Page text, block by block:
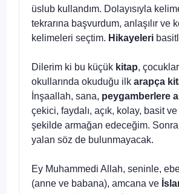
üslub kullan­dım. Dolayısıyla
tekrarına başvurdum, anla­şılır ve
kelimeleri seçtim. Hikayeleri
Dilerim ki bu küçük kitap,
okullarında oku­duğu ilk arapça
İnşaallah, sana, peygamberlere
çekici, fay­dalı, açık, kolay, basit
şekilde armağan edeceğim.
yalan söz de bulunmayacak.
Ey Muhammedi Allah, seninle,
(anne ve ba­bana), amcana ve